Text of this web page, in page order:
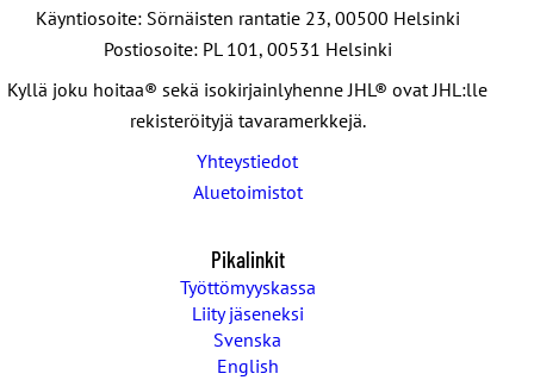
Käyntiosoite: Sörnäisten rantatie 23, 00500 Helsinki
Postiosoite: PL 101, 00531 Helsinki
Kyllä joku hoitaa® sekä isokirjainlyhenne JHL® ovat JHL:lle
rekisteröityjä tavaramerkkejä.
Yhteystiedot
Aluetoimistot
Pikalinkit
Työttömyyskassa
Liity jäseneksi
Svenska
English